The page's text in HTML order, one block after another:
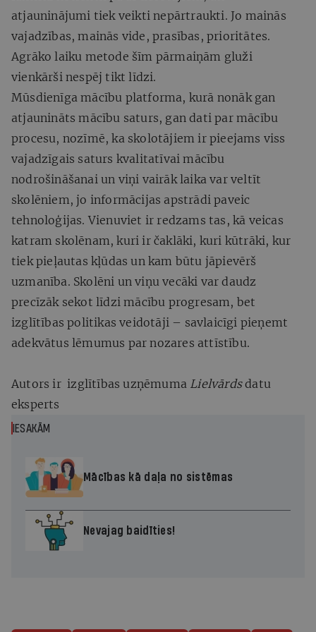
atjauninājumi tiek veikti nepārtraukti. Jo mainās
vajadzības, mainās vide, prasības, prioritātes.
Agrāko laiku metode šīm pārmaiņām gluži
vienkārši nespēj tikt līdzi.
Mūsdienīga mācību platforma, kurā nonāk gan
atjaunināts mācību saturs, gan dati par mācību
procesu, nozīmē, ka skolotājiem ir pieejams viss
vajadzīgais saturs kvalitatīvai mācību
nodrošināšanai un viņi vairāk laika var veltīt
skolēniem, jo informācijas apstrādi paveic
tehnoloģijas. Vienuviet ir redzams tas, kā veicas
katram skolēnam, kuri ir čaklāki, kuri kūtrāki, kur
tiek pieļautas kļūdas un kam būtu jāpievērš
uzmanība. Skolēni un viņu vecāki var daudz
precīzāk sekot līdzi mācību progresam, bet
izglītības politikas veidotāji – savlaicīgi pieņemt
adekvātus lēmumus par nozares attīstību.
Autors ir izglītības uzņēmuma Lielvārdsdatu
eksperts
IESAKĀM
Mācības kā daļa no sistēmas
Nevajag baidīties!